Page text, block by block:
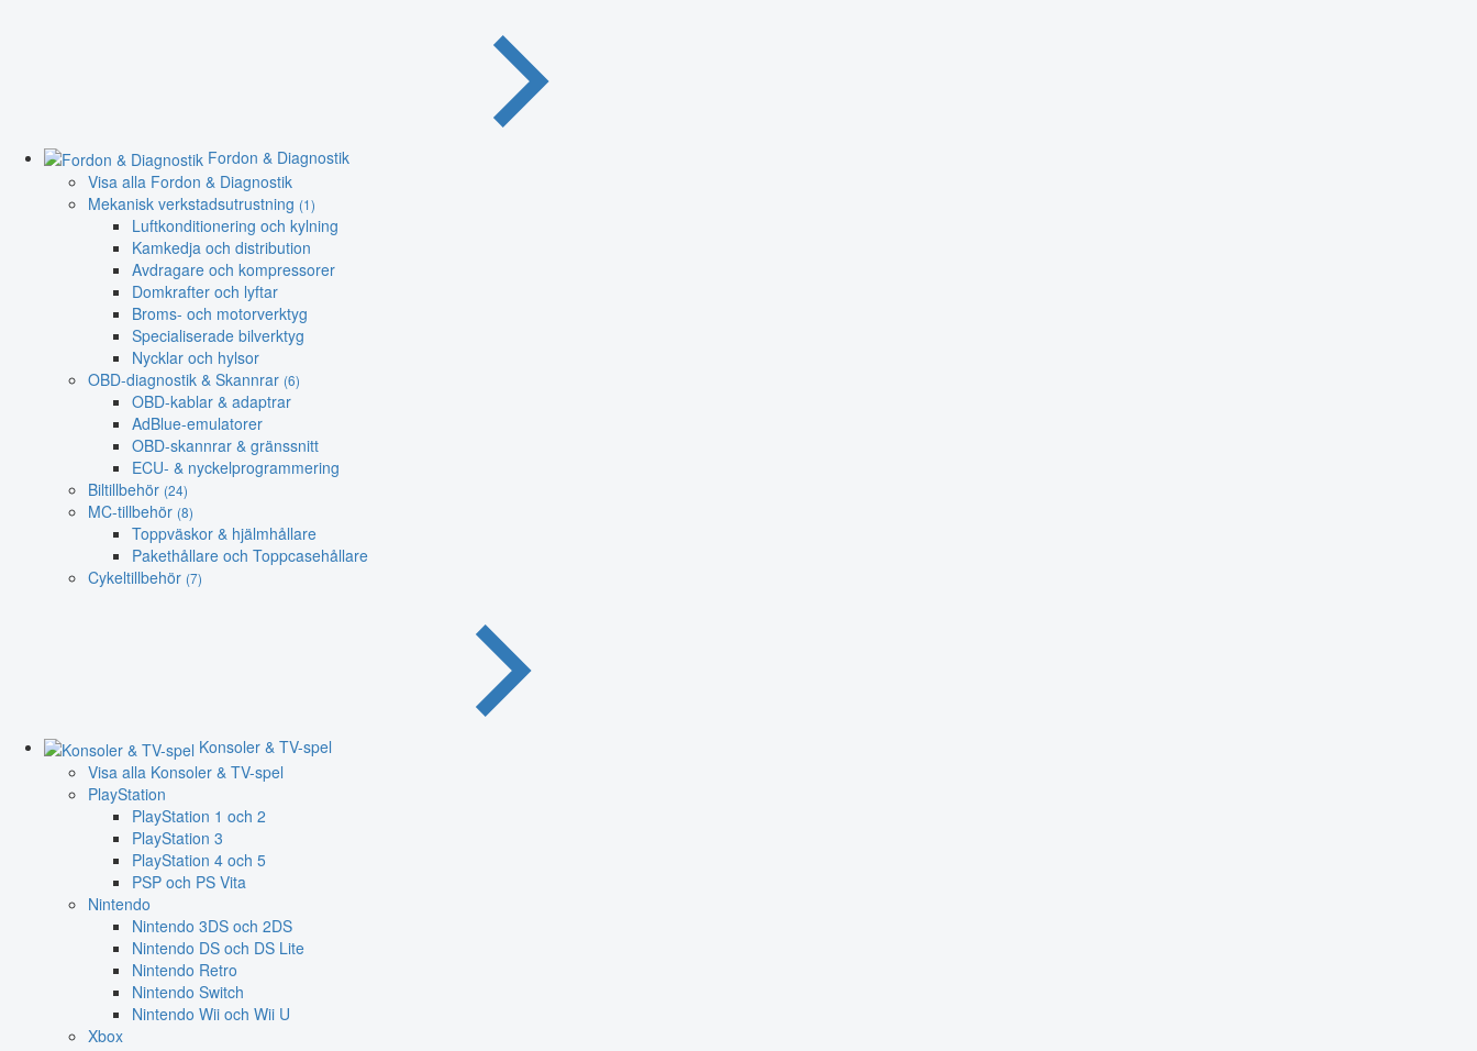
Fordon & Diagnostik
Visa alla Fordon & Diagnostik
Mekanisk verkstadsutrustning (1)
Luftkonditionering och kylning
Kamkedja och distribution
Avdragare och kompressorer
Domkrafter och lyftar
Broms- och motorverktyg
Specialiserade bilverktyg
Nycklar och hylsor
OBD-diagnostik & Skannrar (6)
OBD-kablar & adaptrar
AdBlue-emulatorer
OBD-skannrar & gränssnitt
ECU- & nyckelprogrammering
Biltillbehör (24)
MC-tillbehör (8)
Toppväskor & hjälmhållare
Pakethållare och Toppcasehållare
Cykeltillbehör (7)
Konsoler & TV-spel
Visa alla Konsoler & TV-spel
PlayStation
PlayStation 1 och 2
PlayStation 3
PlayStation 4 och 5
PSP och PS Vita
Nintendo
Nintendo 3DS och 2DS
Nintendo DS och DS Lite
Nintendo Retro
Nintendo Switch
Nintendo Wii och Wii U
Xbox